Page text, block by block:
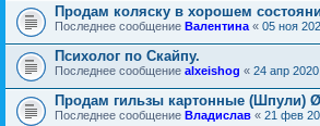
Продам коляску в хорошем
Последнее сообщение Валентина « 05 ноя
Психолог по Скайпу.
Последнее сообщение alxeishog « 24 апр
Продам гильзы картонные (Шпули)
Последнее сообщение Владислав « 21 фев